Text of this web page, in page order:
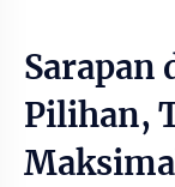
Sarapan
Pilihan,